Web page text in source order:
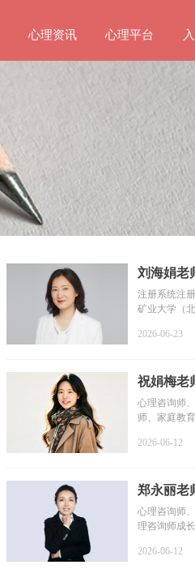
心理资讯 心理平台
刘海娟老
注册系统注
矿业大学（
2026-06-23
祝娟梅老
心理咨询师
师、家庭教
2026-06-12
郑永丽老
心理咨询师
理咨询师成
2026-06-12